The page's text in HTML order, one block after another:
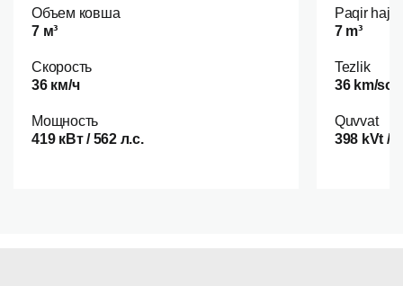
Объем ковша
7 м³
Скорость
36 км/ч
Мощность
419 кВт / 562 л.с.
Paqir
7 m³
Tezlik
36 km/
Quvvat
398 kVt /